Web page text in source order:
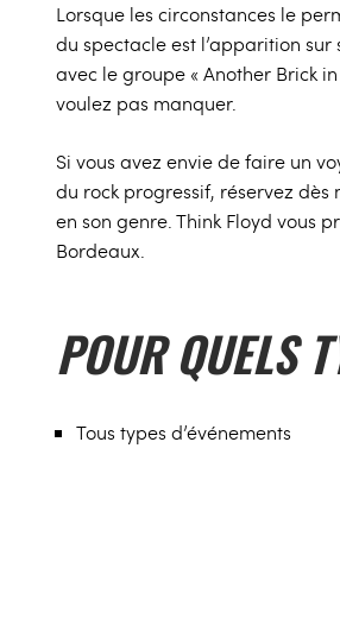
Lorsque les circonstances le
du spectacle est l’apparition sur
avec le groupe « Another Brick
voulez pas manquer.
Si vous avez envie de faire un
du rock progressif, réservez
en son genre. Think Floyd vous
Bordeaux.
POUR QUELS
Tous types d’événements